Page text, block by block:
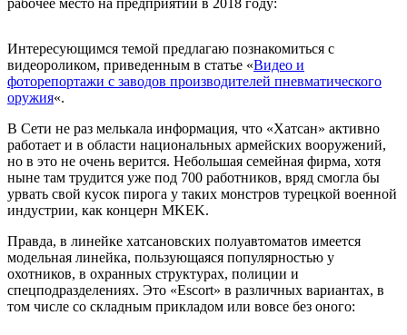
Интересующимся темой предлагаю познакомиться с
видеороликом, приведенным в статье «Видео и
фоторепортажи с заводов производителей пневматического
оружия«.
В Сети не раз мелькала информация, что «Хатсан» активно
работает и в области национальных армейских вооружений,
но в это не очень верится. Небольшая семейная фирма, хотя
ныне там трудится уже под 700 работников, вряд смогла бы
урвать свой кусок пирога у таких монстров турецкой военной
индустрии, как концерн MKEK.
Правда, в линейке хатсановских полуавтоматов имеется
модельная линейка, пользующаяся популярностью у
охотников, в охранных структурах, полиции и
спецподразделениях. Это «Escort» в различных вариантах, в
том числе со складным прикладом или вовсе без оного: